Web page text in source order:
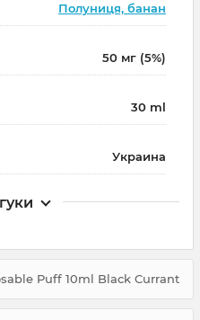
Полуниця, банан
50 мг (5%)
30 ml
Украина
Puff 10ml Black Currant